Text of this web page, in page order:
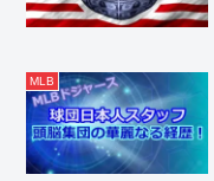
MLB